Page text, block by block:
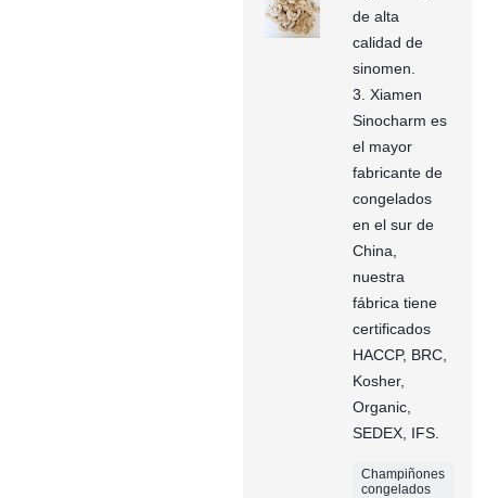
de alta
calidad de
sinomen.
3. Xiamen
Sinocharm es
el mayor
fabricante de
congelados
en el sur de
China,
nuestra
fábrica tiene
certificados
HACCP, BRC,
Kosher,
Organic,
SEDEX, IFS.
Champiñones
congelados